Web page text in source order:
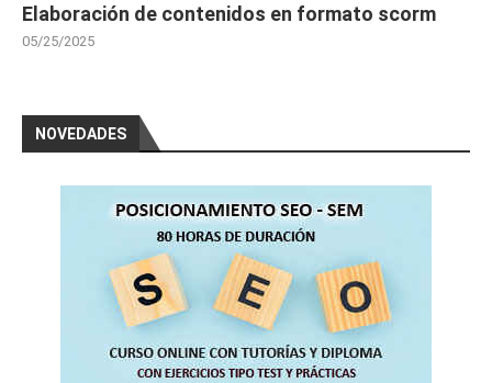
Elaboración de contenidos en formato scorm
05/25/2025
NOVEDADES